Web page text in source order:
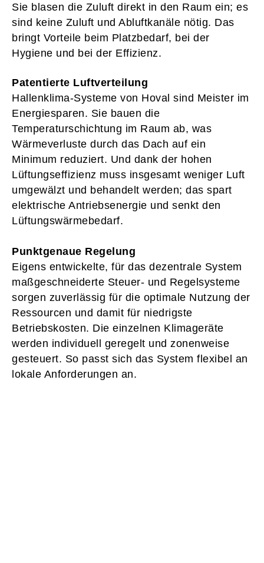
Sie blasen die Zuluft direkt in den Raum ein; es
sind keine Zuluft und Abluftkanäle nötig. Das
bringt Vorteile beim Platzbedarf, bei der
Hygiene und bei der Effizienz.
Patentierte Luftverteilung
Hallenklima-Systeme von Hoval sind Meister im
Energiesparen. Sie bauen die
Temperaturschichtung im Raum ab, was
Wärmeverluste durch das Dach auf ein
Minimum reduziert. Und dank der hohen
Lüftungseffizienz muss insgesamt weniger Luft
umgewälzt und behandelt werden; das spart
elektrische Antriebsenergie und senkt den
Lüftungswärmebedarf.
Punktgenaue Regelung
Eigens entwickelte, für das dezentrale System
maßgeschneiderte Steuer- und Regelsysteme
sorgen zuverlässig für die optimale Nutzung der
Ressourcen und damit für niedrigste
Betriebskosten. Die einzelnen Klimageräte
werden individuell geregelt und zonenweise
gesteuert. So passt sich das System flexibel an
lokale Anforderungen an.